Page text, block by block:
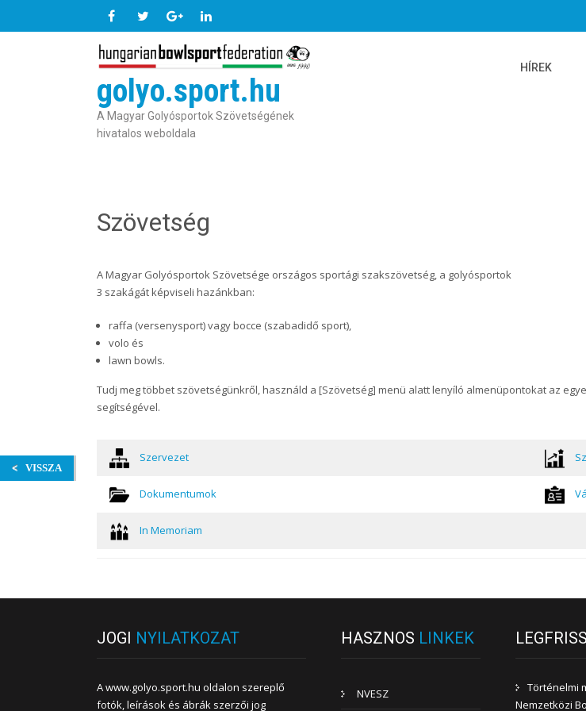
golyo.sport.hu
A Magyar Golyósportok Szövetségének
hivatalos weboldala
HÍREK
Szövetség
A Magyar Golyósportok Szövetsége országos sportági szakszövetség, a golyósportok
3 szakágát képviseli hazánkban:
raffa (versenysport) vagy bocce (szabadidő sport),
volo és
lawn bowls.
Tudj meg többet szövetségünkről, használd a [Szövetség] menü alatt lenyíló almenüpontokat az
segítségével.
Szervezet
Dokumentumok
In Memoriam
JOGI NYILATKOZAT
A www.golyo.sport.hu oldalon szereplő
fotók, leírások és ábrák szerzői jog
HASZNOS LINKEK
NVESZ
Történelmi
Nemzetközi
VISSZA